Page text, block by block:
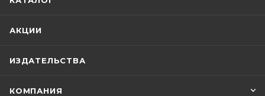
АКЦИИ
ИЗДАТЕЛЬСТВА
КОМПАНИЯ